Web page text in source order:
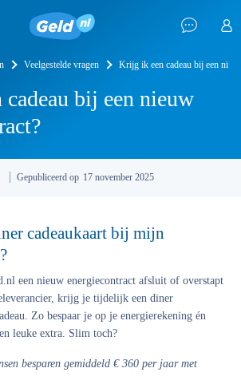
Veelgestelde vragen Krijg ik een cadeau bij een
bij een nieuw
Gepubliceerd op 17 november 2025
cadeaukaart bij mijn
een nieuw energiecontract afsluit of overstapt
krijg je tijdelijk een diner
Zo bespaar je op je energierekening én
leuke extra. Slim toch?
besparen gemiddeld € 360 per jaar met